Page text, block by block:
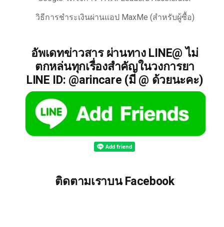
วิธีการชำระเงินผ่านแอป MaxMe (สำหรับผู้ซื้อ)
อัพเดทข่าวสาร ผ่านทาง LINE@ ไม่
ตกหล่นทุกเรื่องสำคัญในวงการยา
LINE ID: @arincare (มี @ ด้วยนะคะ)
ติดตามเราบน Facebook